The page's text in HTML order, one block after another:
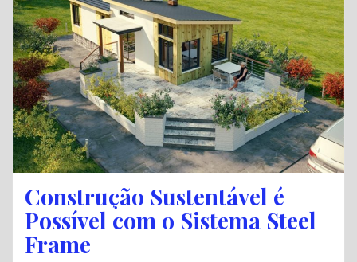
Construção Sustentável é
Possível com o Sistema Steel
Frame